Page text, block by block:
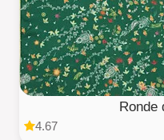
Ronde
4.67